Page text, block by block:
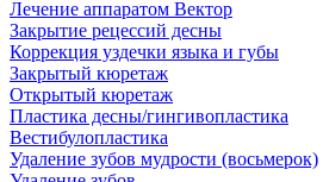
Лечение аппаратом Вектор
Закрытие рецессий десны
Коррекция уздечки языка и губы
Закрытый кюретаж
Открытый кюретаж
Пластика десны/гингивопластика
Вестибулопластика
Удаление зубов мудрости (восьмерок)